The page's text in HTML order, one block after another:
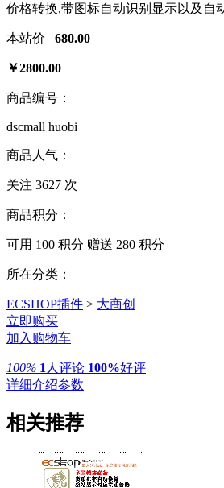
价格转换,带图标自动识别显示以及自
本站价 680.00
￥2800.00
商品编号：
dscmall huobi
商品人气：
关注 3627 次
商品积分：
可用 100 积分 赠送 280 积分
所在分类：
ECSHOP插件 > 大商创
立即购买
加入购物车
100% 1人评论 100%好评
详细介绍参数
相关推荐